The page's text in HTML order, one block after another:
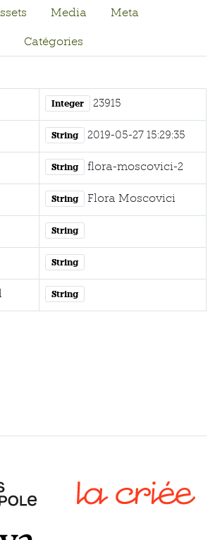
Media Meta
Catégories
Integer 23915
String 2019-05-27 15:29:35
String flora-moscovici-2
String Flora Moscovici
String
String
String